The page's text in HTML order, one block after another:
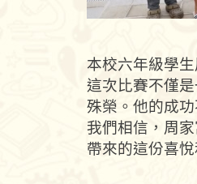
本校六年級學
這次比賽不僅
殊榮。他的成
我們相信，周
帶來的這份喜悅